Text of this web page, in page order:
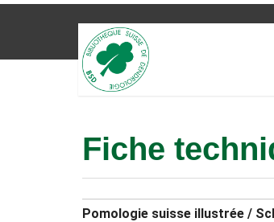
Fiche
Pomologie suisse illustrée /